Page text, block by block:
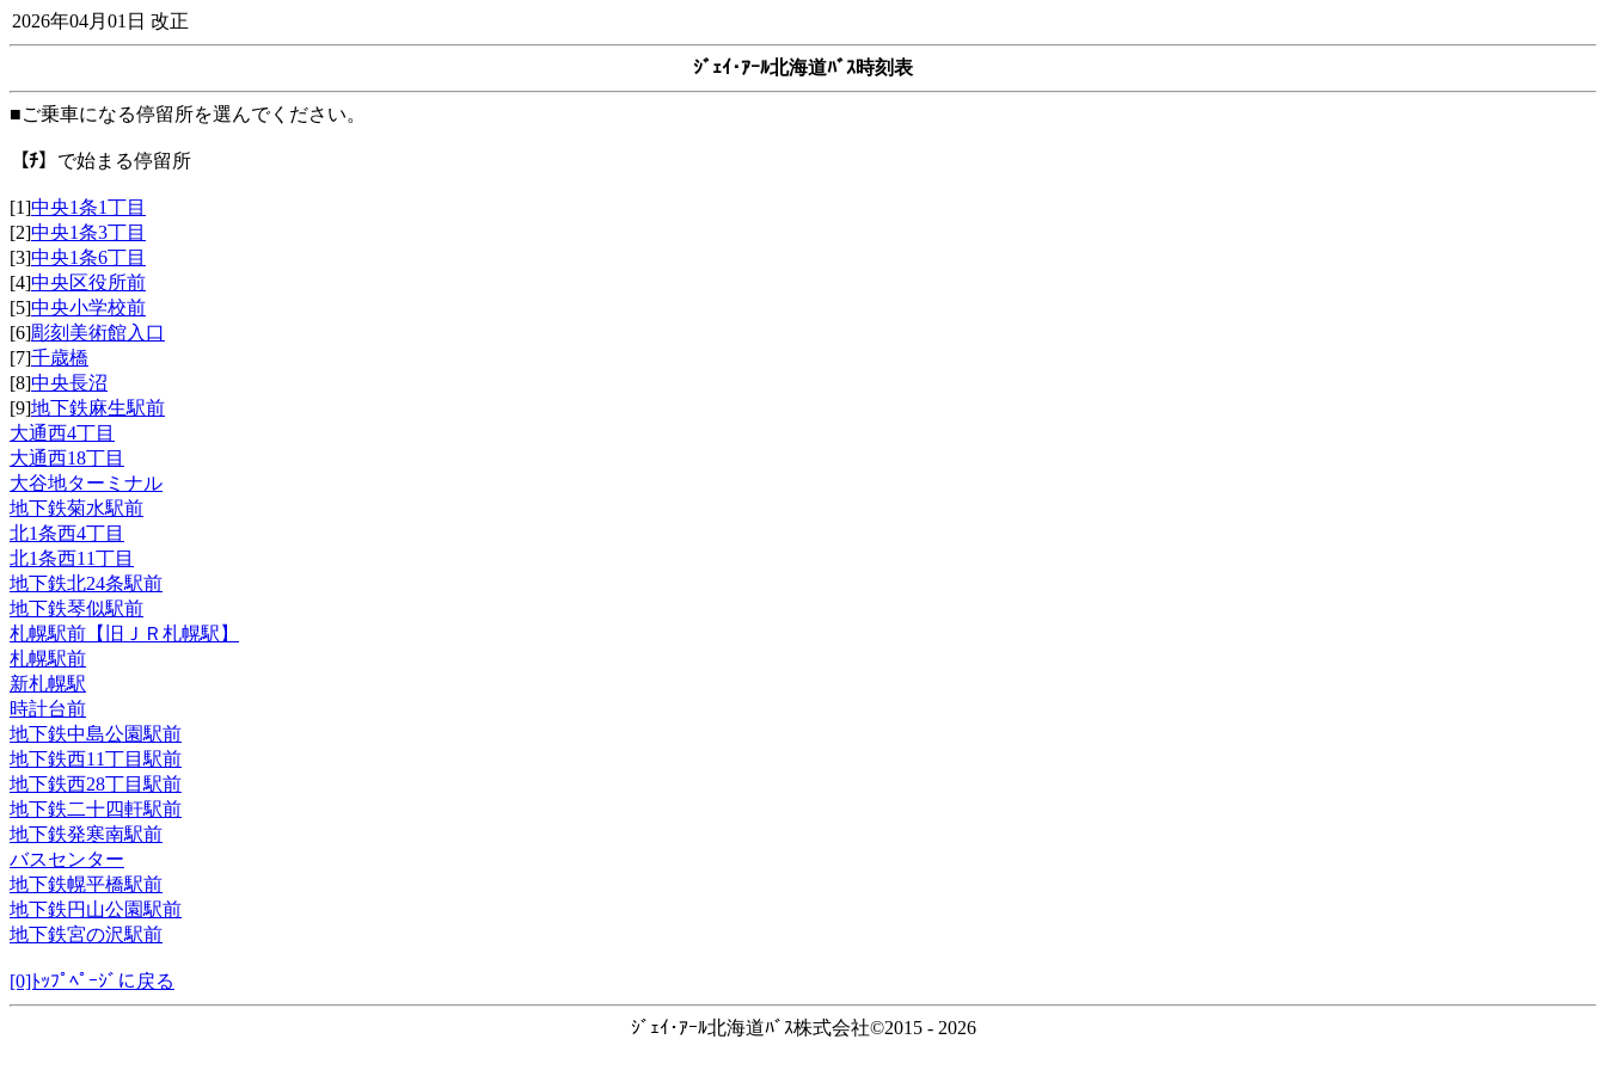
2026年04月01日 改正
ｼﾞｪｲ･ｱｰﾙ北海道ﾊﾞｽ時刻表
■ご乗車になる停留所を選んでください。
【ﾁ】 で始まる停留所
[1]中央1条1丁目
[2]中央1条3丁目
[3]中央1条6丁目
[4]中央区役所前
[5]中央小学校前
[6]彫刻美術館入口
[7]千歳橋
[8]中央長沼
[9]地下鉄麻生駅前
大通西4丁目
大通西18丁目
大谷地ターミナル
地下鉄菊水駅前
北1条西4丁目
北1条西11丁目
地下鉄北24条駅前
地下鉄琴似駅前
札幌駅前【旧ＪＲ札幌駅】
札幌駅前
新札幌駅
時計台前
地下鉄中島公園駅前
地下鉄西11丁目駅前
地下鉄西28丁目駅前
地下鉄二十四軒駅前
地下鉄発寒南駅前
バスセンター
地下鉄幌平橋駅前
地下鉄円山公園駅前
地下鉄宮の沢駅前
[0]ﾄｯﾌﾟﾍﾟｰｼﾞに戻る
ｼﾞｪｲ･ｱｰﾙ北海道ﾊﾞｽ株式会社©2015 - 2026